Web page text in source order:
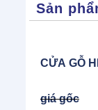
Sản
CỬA GỖ